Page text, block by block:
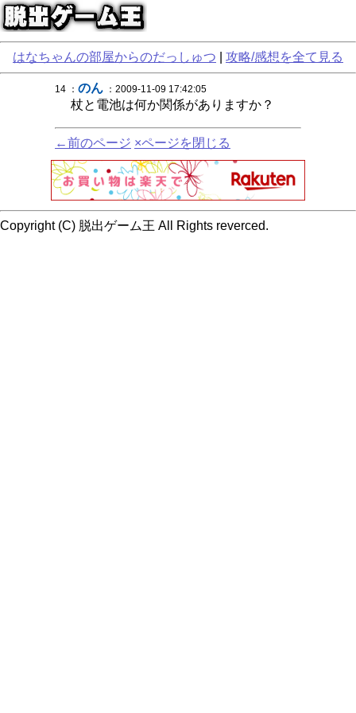
はなちゃんの部屋からのだっしゅつ 攻略/感想を全て見る
14 ： のん ：2009-11-09 17:42:05
杖と電池は何か関係がありますか？
←前のページ ×ページを閉じる
Copyright (C) 脱出ゲーム王 All Rights reverced.